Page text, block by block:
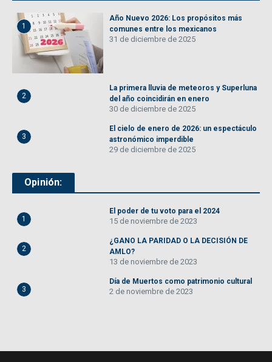
1
Año Nuevo 2026: Los propósitos más
comunes entre los mexicanos
31 de diciembre de 2025
2
La primera lluvia de meteoros y Superluna
del año coincidirán en enero
30 de diciembre de 2025
3
El cielo de enero de 2026: un espectáculo
astronómico imperdible
29 de diciembre de 2025
Opinión:
1
El poder de tu voto para el 2024
15 de noviembre de 2023
2
¿GANO LA PARIDAD O LA DECISIÓN DE
AMLO?
13 de noviembre de 2023
3
Día de Muertos como patrimonio cultural
2 de noviembre de 2023